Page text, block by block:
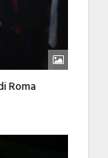
Roma